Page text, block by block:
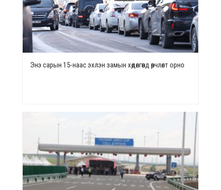
Энэ сарын 15-наас эхлэн замын хөдөлгөөнд өөрчлөлт орно